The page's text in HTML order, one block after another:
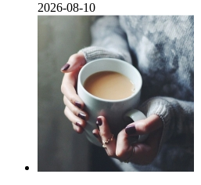
2026-08-10